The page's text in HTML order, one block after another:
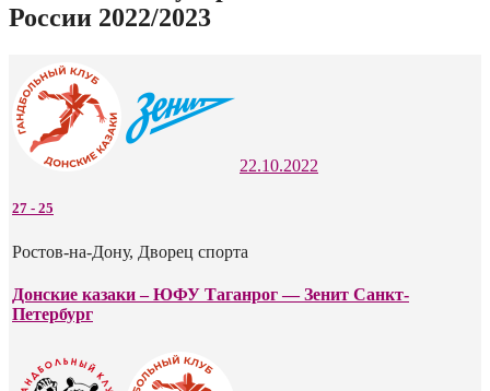
России 2022/2023
22.10.2022
27 - 25
Ростов-на-Дону, Дворец спорта
Донские казаки – ЮФУ Таганрог — Зенит Санкт-
Петербург